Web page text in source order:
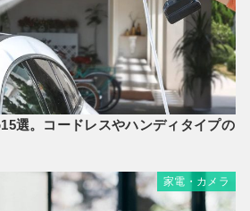
選。コードレスやハンディタイプの
家電・カメラ